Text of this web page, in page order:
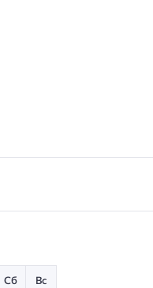
Сб Вс